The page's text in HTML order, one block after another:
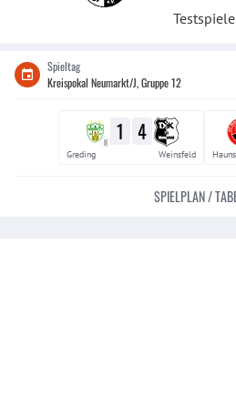
Testspiele
Spieltag
Kreispokal Neumarkt/J, Gruppe 12
II 1 4
Greding Weinsfeld
SPIELPLAN /